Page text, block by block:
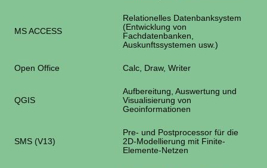
MS ACCESS
Relationelles Datenbanksystem
(Entwicklung von
Fachdatenbanken,
Auskunftssystemen usw.)
Open Office Calc, Draw, Writer
QGIS
Aufbereitung, Auswertung und
Visualisierung von
Geoinformationen
SMS (V13)
Pre- und Postprocessor für die
2D-Modellierung mit Finite-
Elemente-Netzen